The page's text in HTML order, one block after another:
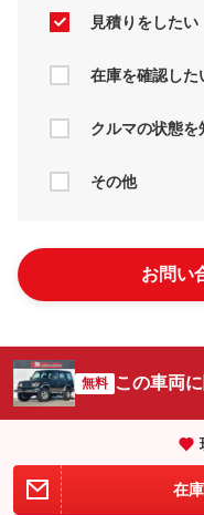
見積りをしたい
在庫を確認した
クルマの状態を
その他
お問い
無料 この車両
在